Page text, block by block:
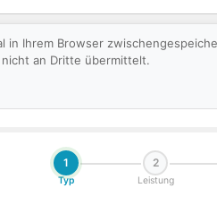
in Ihrem Browser
an Dritte übermittelt.
1
Typ
2
Leistung